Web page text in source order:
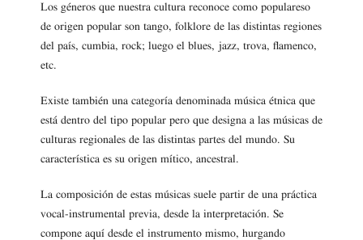
Los géneros que nuestra cultura reconoce como populareso
de origen popular son tango, folklore de las distintas regiones
del país, cumbia, rock; luego el blues, jazz, trova, flamenco,
etc.
Existe también una categoría denominada música étnica que
está dentro del tipo popular pero que designa a las músicas de
culturas regionales de las distintas partes del mundo. Su
característica es su origen mítico, ancestral.
La composición de estas músicas suele partir de una práctica
vocal-instrumental previa, desde la interpretación. Se
compone aquí desde el instrumento mismo, hurgando